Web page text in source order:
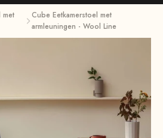
met
Cube Eetkamerstoel met
armleuningen - Wool Line